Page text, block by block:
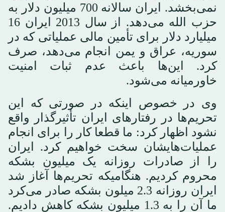
نمی‌بخشد. ایران سالانه 700 میلیون دلار به
حزب الله می‌دهد. از سال 2013 ایران 16
میلیارد دلار برای تأمین مالی عملیاتی که در
سوریه، عراق و یمن انجام می‌دهد، صرف
کرد. این‌ها باعث عدم ثبات امنیت
خاورمیانه می‌شود.
وی در خصوص اینکه در صورتی که این
تحریم‌ها در رفتارهای ایران تأثیرگذار واقع
نشود اظهار کرد: ما قطعا کار را برای انجام
عملیات‌هایشان سخت خواهیم کرد. ایران
را از صادرات روزانه یک میلیون بشکه
محروم کردیم. هنگامیکه تحریم‌ها آغاز شد
ایران روزانه 2.3 میلون بشکه صادر می‌کرد
ما آن را به 1.3 میلیون بشکه کاهش دادیم.